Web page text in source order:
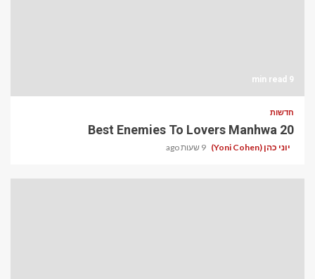
9 min read
חדשות
20 Best Enemies To Lovers Manhwa
יוני כהן (Yoni Cohen) 9 שעות ago